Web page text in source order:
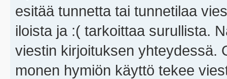
esitää tunnetta tai tunnetilaa
iloista ja :( tarkoittaa surullista.
viestin kirjoituksen yhteydessä.
monen hymiön käyttö tekee